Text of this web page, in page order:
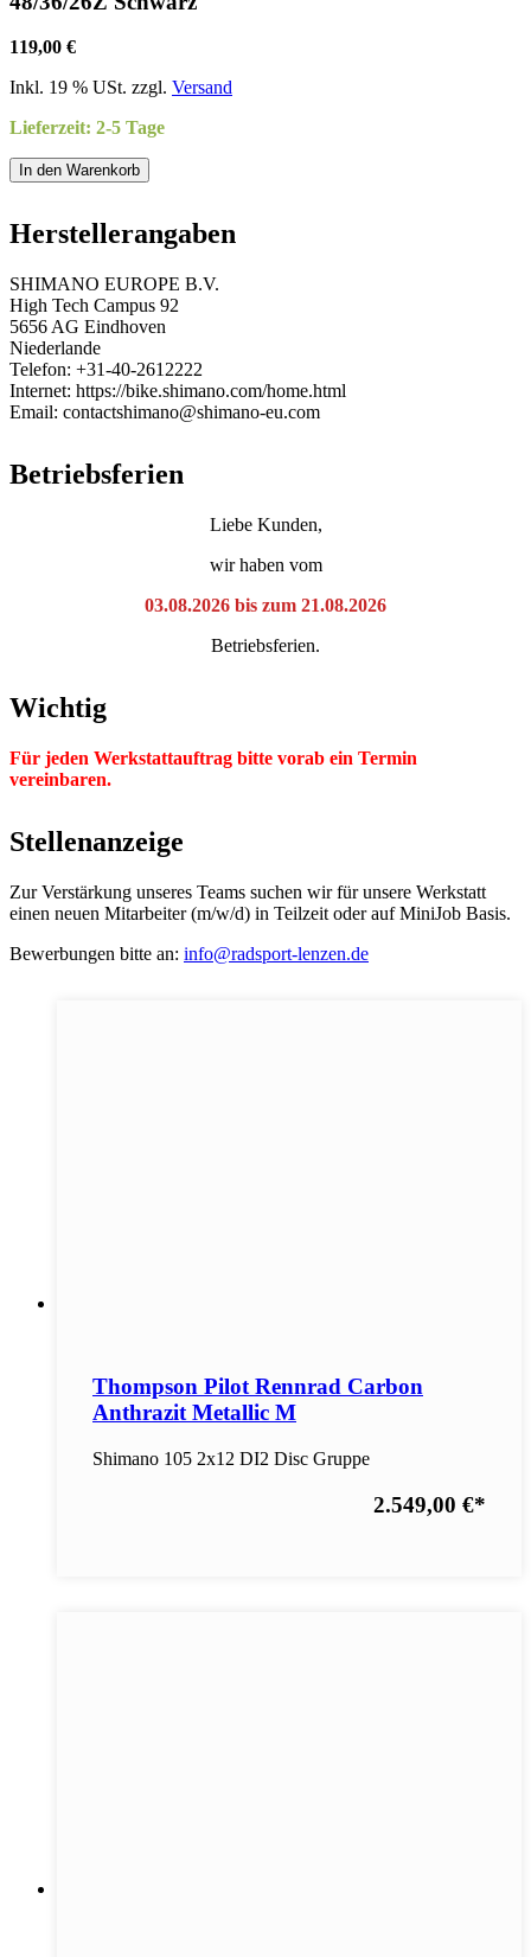
119,00 €
Inkl. 19 % USt. zzgl. Versand
Lieferzeit: 2-5 Tage
In den Warenkorb
Herstellerangaben
SHIMANO EUROPE B.V.
High Tech Campus 92
5656 AG Eindhoven
Niederlande
Telefon: +31-40-2612222
Internet: https://bike.shimano.com/home.html
Email: contactshimano@shimano-eu.com
Betriebsferien
Liebe Kunden,
wir haben vom
03.08.2026 bis zum 21.08.2026
Betriebsferien.
Wichtig
Für jeden Werkstattauftrag bitte vorab ein Termin
vereinbaren.
Stellenanzeige
Zur Verstärkung unseres Teams suchen wir für unsere Werkstatt
einen neuen Mitarbeiter (m/w/d) in Teilzeit oder auf MiniJob Basis.
Bewerbungen bitte an: info@radsport-lenzen.de
Thompson Pilot Rennrad Carbon
Anthrazit Metallic M
Shimano 105 2x12 DI2 Disc Gruppe
2.549,00 €*